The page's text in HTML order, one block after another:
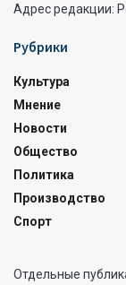
Адрес редакции:
Рубрики
Культура
Мнение
Новости
Общество
Политика
Производство
Спорт
Отдельные